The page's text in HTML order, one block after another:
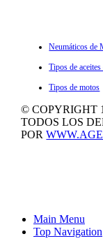
Neumáticos de
Tipos de
Tipos de motos
© COPYRIGHT
TODOS LOS
POR
Main Menu
Top Navigation